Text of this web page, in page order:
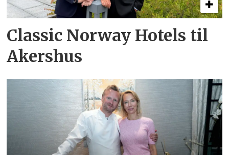
Classic Norway Hotels til
Akershus